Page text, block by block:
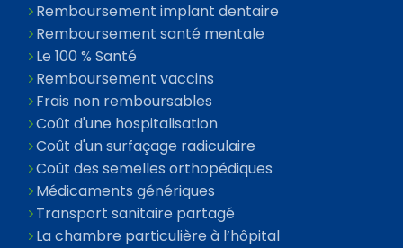
Remboursement implant dentaire
Remboursement santé mentale
Le 100 % Santé
Remboursement vaccins
Frais non remboursables
Coût d'une hospitalisation
Coût d'un surfaçage radiculaire
Coût des semelles orthopédiques
Médicaments génériques
Transport sanitaire partagé
La chambre particulière à l’hôpital